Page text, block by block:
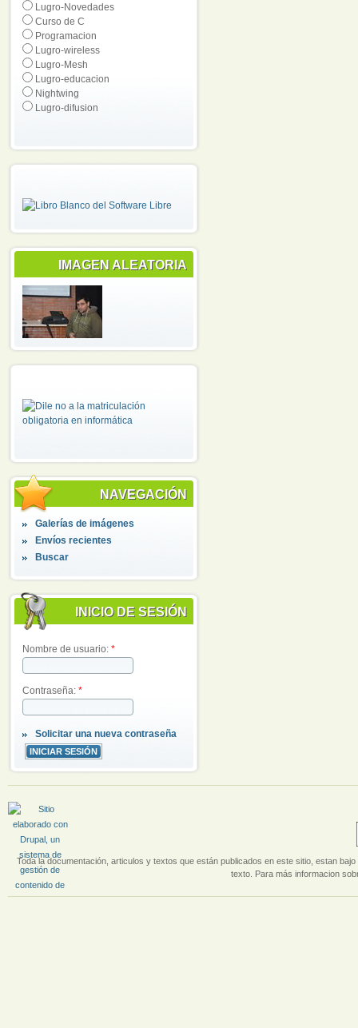
Lugro-Novedades
Curso de C
Programacion
Lugro-wireless
Lugro-Mesh
Lugro-educacion
Nightwing
Lugro-difusion
IMAGEN ALEATORIA
NAVEGACIÓN
Galerías de imágenes
Envíos recientes
Buscar
INICIO DE SESIÓN
Nombre de usuario: *
Contraseña: *
Solicitar una nueva contraseña
Toda la documentación, articulos y textos que están publicados en este sitio, estan
texto. Para más informacion